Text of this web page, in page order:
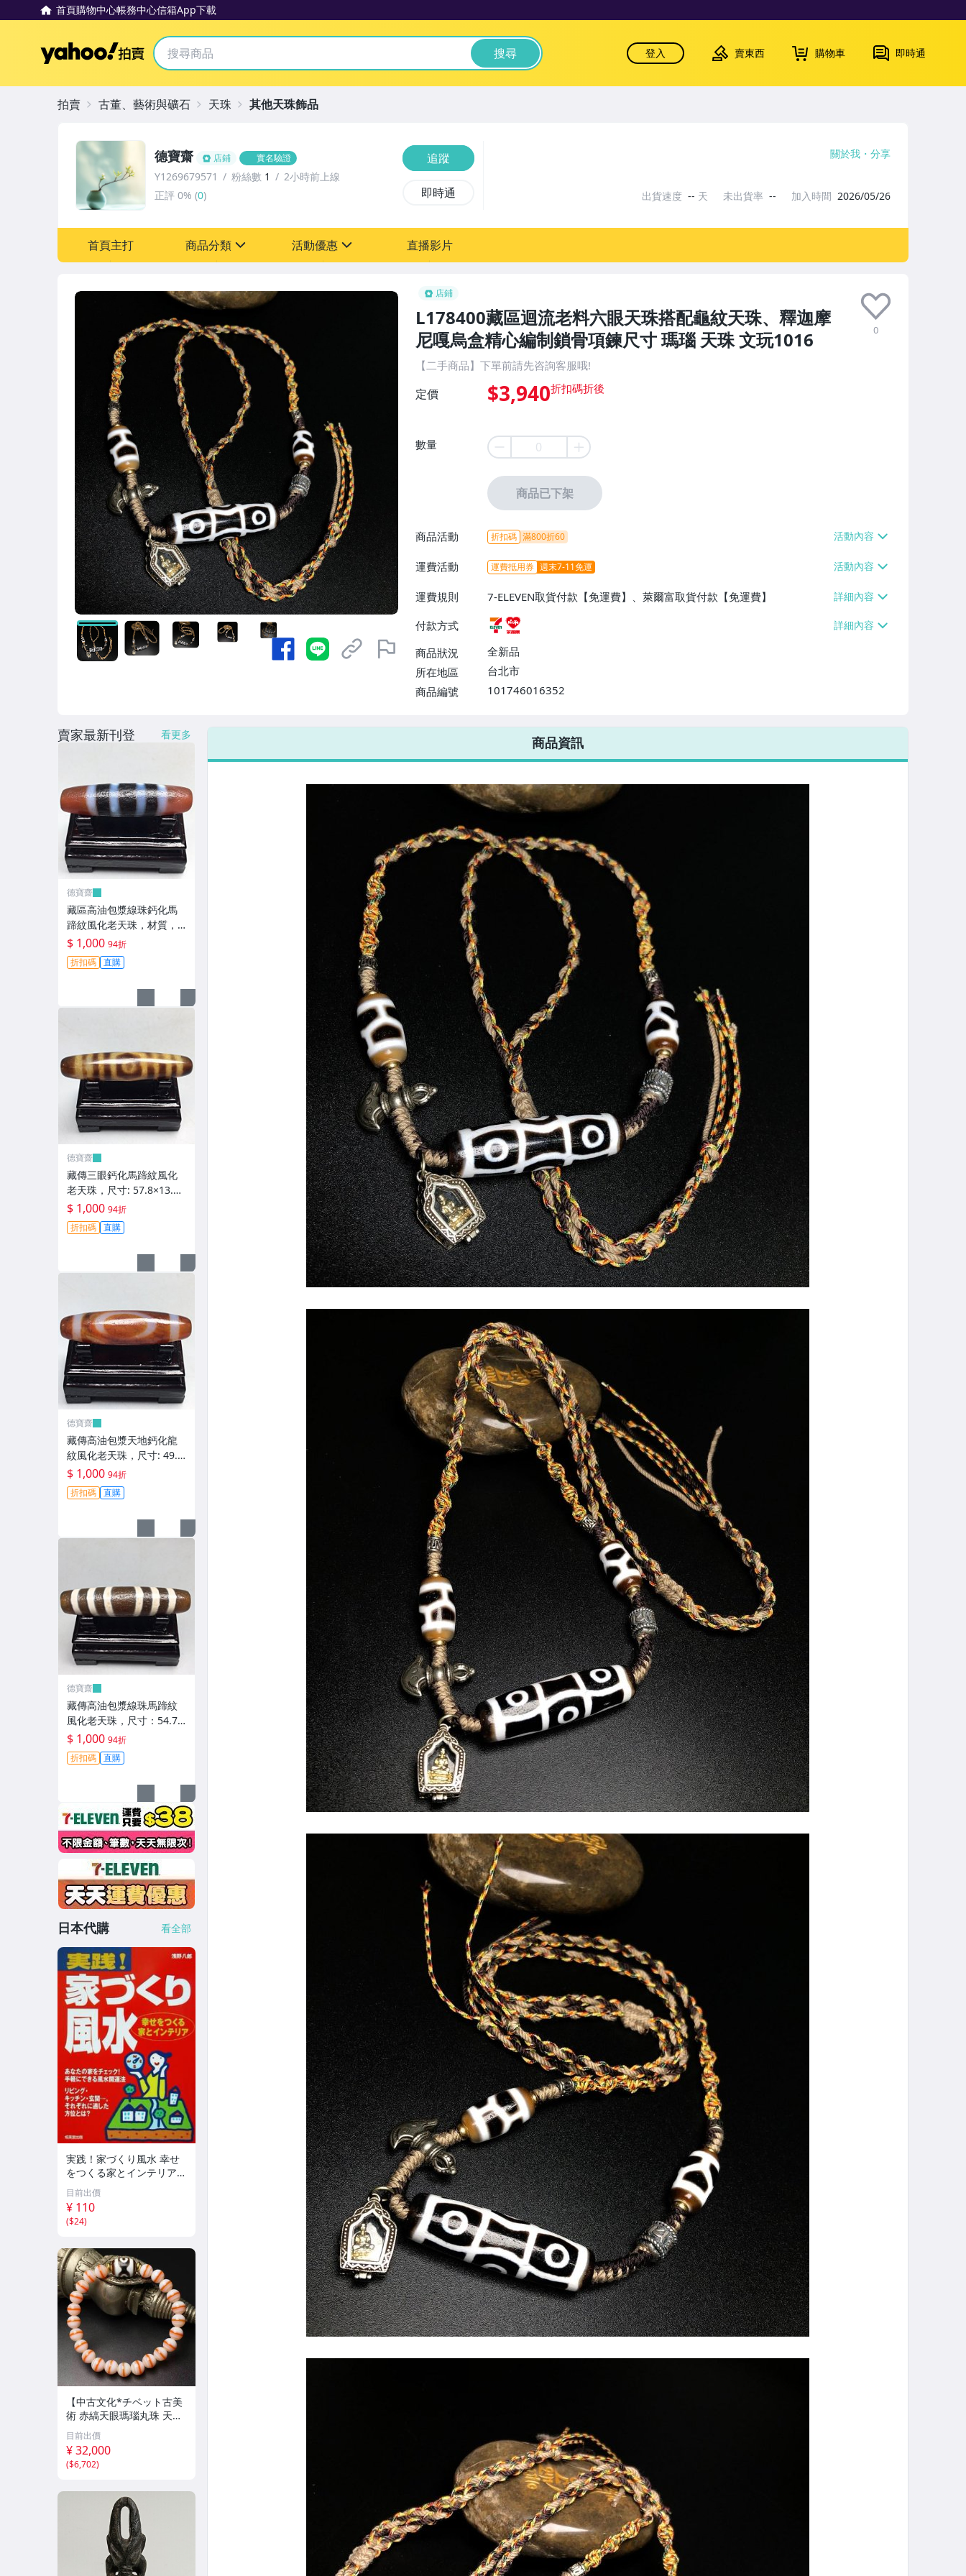
首頁購物中心帳務中心信箱App下載
Yahoo拍賣 搜尋 登入 賣東西 購物車 即時通
店鋪
L178400藏區迴流老料六眼天珠搭配龜紋天珠、釋迦摩
尼嘎烏盒精心編制鎖骨項鍊尺寸 瑪瑙 天珠 文玩1016
0
【二手商品】下單前請先咨詢客服哦!
定價 $3,940
數量
商品已下架
商品活動 折扣碼 滿800折60
運費活動 運費抵用券 週末7-11免運
運費規則
7-ELEVEN取貨付款【免運費】、萊爾富取貨付款【免運費】
付款方式
商品狀況
全新品
所在地區
台北市
商品編號
101746016352
7-ELEVEN 運費只要38元
不限金額、筆數，筆筆優惠無限次！
德寶齋 店鋪 實名驗證
Y1269679571 粉絲數 1
2小時前上線
正評 0% (0)
追蹤
即時通
關於我 分享
出貨速度 -- 天 未出貨率 -- 加入時間 2026/05/26
首頁主打 商品分類 活動優惠 直播影片
拍賣 古董、藝術與礦石 天珠 其他天珠飾品
商品資訊
賣家最新刊登 看更多
德寶齋
藏區高油包漿線珠鈣化馬
蹄紋風化老天珠，材質，
瑪瑙玉髓，尺寸：49.4×13
左 天珠 瑪瑙 硃砂【德寶
齋】408
$ 1,000 94折
折扣碼 直購
德寶齋
藏傳三眼鈣化馬蹄紋風化
老天珠，尺寸: 57.8×13.3
左右，材質：瑪瑙，玉
髓， 天珠 瑪瑙 硃砂【德寶
齋】407
$ 1,000 94折
折扣碼 直購
德寶齋
藏傳高油包漿天地鈣化龍
紋風化老天珠，尺寸: 49.6
×13.5左右，材質：瑪瑙，
天珠 瑪瑙 硃砂【德寶齋】
406
$ 1,000 94折
折扣碼 直購
德寶齋
藏傳高油包漿線珠馬蹄紋
風化老天珠，尺寸：54.7×
13左右，材質：瑪瑙，玉
髓 天珠 瑪瑙 硃砂【德寶
齋】405
$ 1,000 94折
折扣碼 直購
日本代購 看全部
実践！家づくり風水 幸せ
をつくる家とインテリア/
浅野八郎(著者)
目前出價
¥ 110
($24)
【中古文化*チベット古美
術 赤縞天眼瑪瑙丸珠 天地
天珠組み合わせブレスレッ
ト 縞瑪瑙 古玩 アンティー
ク お守り コレクション 腕
輪 】
目前出價
¥ 32,000
($6,702)